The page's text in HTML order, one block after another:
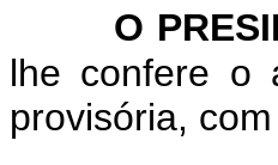
O
lhe confere o
provisória,